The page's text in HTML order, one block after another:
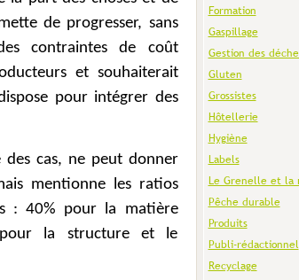
de progresser, sans
contraintes de coût
et souhaiterait
pour intégrer des
cas, ne peut donner
mentionne les ratios
: 40% pour la matière
la structure et le
Formation
Gaspillage
Gestion des
Gluten
Grossistes
Hôtellerie
Hygiène
Labels
Le Grenelle et la
Pêche durable
Produits
Publi-rédactionnel
Recyclage